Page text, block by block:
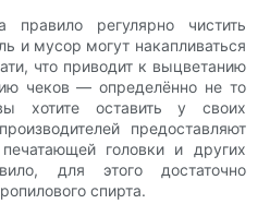
правило регулярно чистить
и мусор могут накапливаться
что приводит к выцветанию
чеков — определённо не то
хотите оставить у своих
предоставляют
головки и других
для этого достаточно
спирта.